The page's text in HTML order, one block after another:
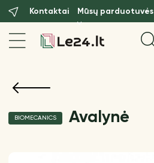
Kontaktai Mūsų parduotuvės
BIOMECANICS Avalynė